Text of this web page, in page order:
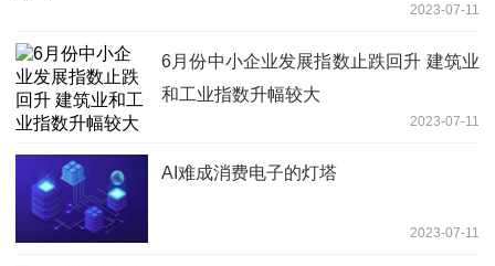
2023-07-11
6月份中小企业发展指数止跌回升 建筑业
和工业指数升幅较大
2023-07-11
AI难成消费电子的灯塔
2023-07-11